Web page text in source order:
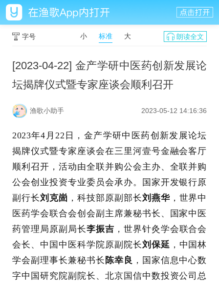
字号 小 标准 大 朗读全文
[2023-04-22] 金产学研中医药创新发展论
坛揭牌仪式暨专家座谈会顺利召开
渔歌小助手 2023-05-12 14:16:36
2023年4月22日，金产学研中医药创新发展论坛
揭牌仪式暨专家座谈会在三里河壹号金融会客厅
顺利召开，活动由全联并购公会主办、全联并购
公会创业投资专业委员会承办。国家开发银行原
副行长刘克崮 ，科技部原副部长刘燕华，世界中
医药学会联合会创会副主席兼秘书长、国家中医
药管理局原副局长李振吉 ，世界针灸学会联合会
会长、中国中医科学院原副院长刘保延 ，中国林
学会副理事长兼秘书长 陈幸良 ，国家信息中心数
字中国研究院副院长、北京国信中数投资公司总